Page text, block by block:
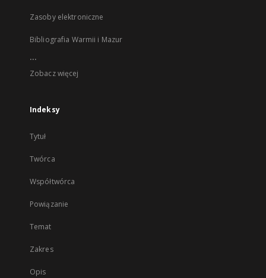
Zasoby elektroniczne
Bibliografia Warmii i Mazur
...
Zobacz więcej
Indeksy
Tytuł
Twórca
Współtwórca
Powiązanie
Temat
Zakres
Opis